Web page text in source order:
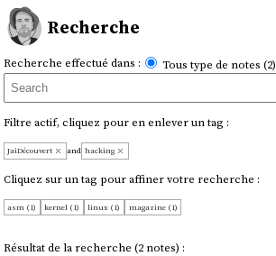
Recherche
Recherche effectué dans : Tous type de notes (2)
Filtre actif, cliquez pour en enlever un tag :
JaiDécouvert and hacking
Cliquez sur un tag pour affiner votre recherche :
asm (1) kernel (1) linux (1) magazine (1)
Résultat de la recherche (2 notes) :